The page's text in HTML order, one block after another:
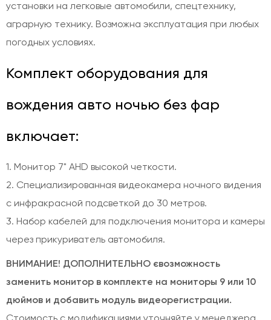
установки на легковые автомобили, спецтехнику,
аграрную технику. Возможна эксплуатация при любых
погодных условиях.
Комплект оборудования для
вождения авто ночью без фар
включает:
1. Монитор 7" AHD высокой четкости.
2. Специализированная видеокамера ночного видения
с инфракрасной подсветкой до 30 метров.
3. Набор кабелей для подключения монитора и камеры
через прикуриватель автомобиля.
ВНИМАНИЕ! ДОПОЛНИТЕЛЬНО євозможность
заменить монитор в комплекте на мониторы 9 или 10
дюймов и добавить модуль видеорегистрации.